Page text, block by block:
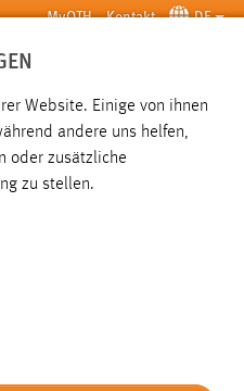
MyOTH Kontakt DE
SUCHE
Website. Einige von ihnen
andere uns helfen,
oder zusätzliche
zu stellen.